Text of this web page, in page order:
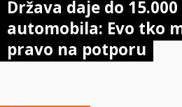
Država daje do
automobila: Evo tko
pravo na potporu